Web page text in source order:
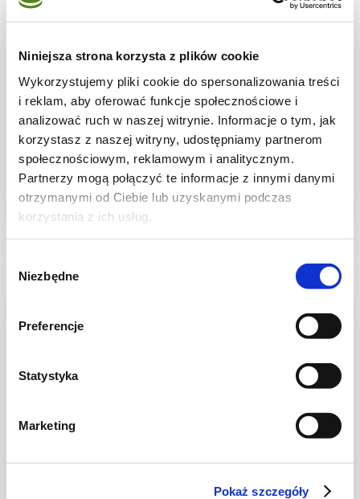
Niniejsza strona korzysta z plików cookie
Wykorzystujemy pliki cookie do spersonalizowania treści
i reklam, aby oferować funkcje społecznościowe i
analizować ruch w naszej witrynie. Informacje o tym, jak
korzystasz z naszej witryny, udostępniamy partnerom
społecznościowym, reklamowym i analitycznym.
Partnerzy mogą połączyć te informacje z innymi danymi
otrzymanymi od Ciebie lub uzyskanymi podczas
korzystania z ich usług.
zgody
Niezbędne
Preferencje
Statystyka
Marketing
Pokaż szczegóły
NALEŚNIKI I PLACKI
Szpinakowe naleśniki z kurczakiem,
papryką i cukinią
1 godz.